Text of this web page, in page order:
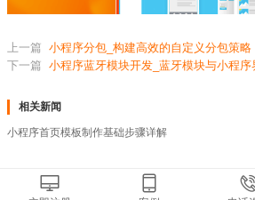
上一篇 小程序分包_构建高效的自定义分包策略
下一篇 小程序蓝牙模块开发_蓝牙模块与小程序
相关新闻
小程序首页模板制作基础步骤详解